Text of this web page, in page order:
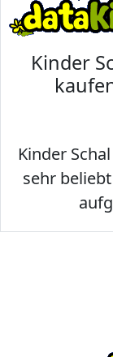
Kinder
Kinder
sehr